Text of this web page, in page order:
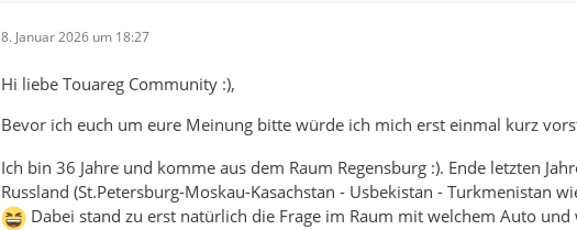
8. Januar 2026 um 18:27
Hi liebe Touareg Community :),
Bevor ich euch um eure Meinung bitte würde ich mich erst einmal kurz
Ich bin 36 Jahre und komme aus dem Raum Regensburg :). Ende letzten
Russland (St.Petersburg-Moskau-Kasachstan - Usbekistan - Turkmenistan
Dabei stand zu erst natürlich die Frage im Raum mit welchem Auto